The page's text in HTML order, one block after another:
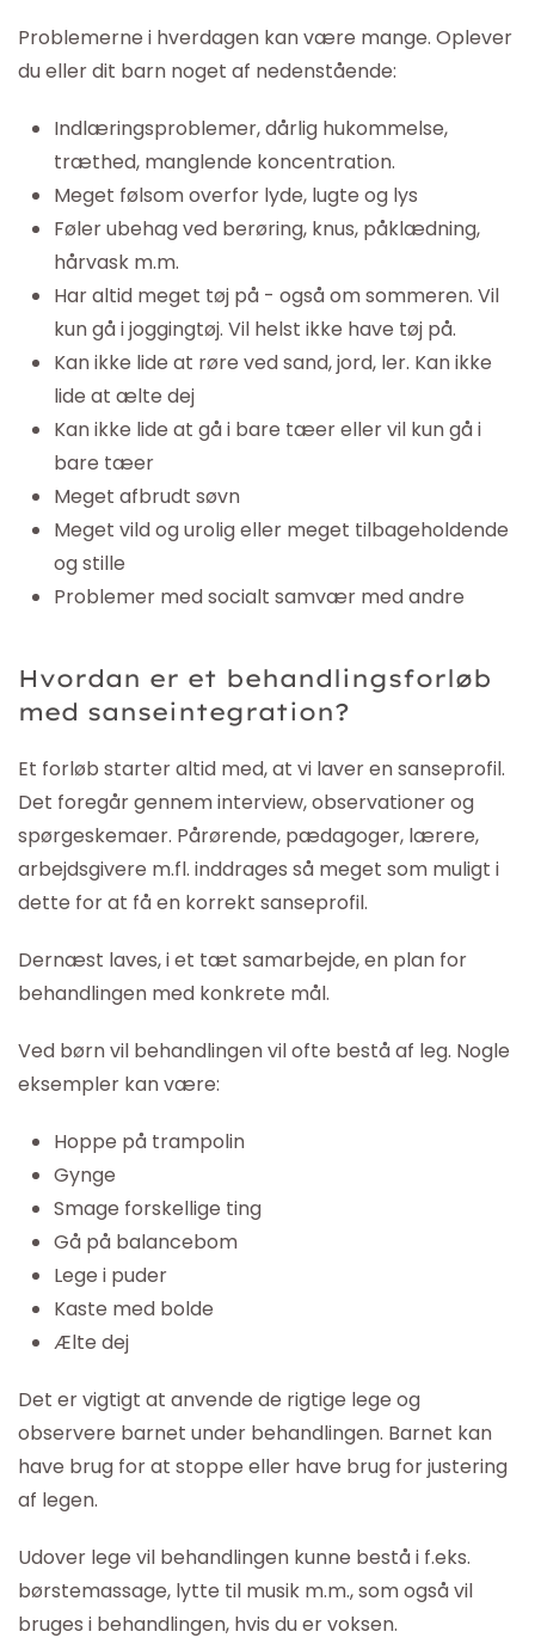
Problemerne i hverdagen kan være mange. Oplever
du eller dit barn noget af nedenstående:
Indlæringsproblemer, dårlig hukommelse,
træthed, manglende koncentration.
Meget følsom overfor lyde, lugte og lys
Føler ubehag ved berøring, knus, påklædning,
hårvask m.m.
Har altid meget tøj på - også om sommeren. Vil
kun gå i joggingtøj. Vil helst ikke have tøj på.
Kan ikke lide at røre ved sand, jord, ler. Kan ikke
lide at ælte dej
Kan ikke lide at gå i bare tæer eller vil kun gå i
bare tæer
Meget afbrudt søvn
Meget vild og urolig eller meget tilbageholdende
og stille
Problemer med socialt samvær med andre
Hvordan er et behandlingsforløb
med sanseintegration?
Et forløb starter altid med, at vi laver en sanseprofil.
Det foregår gennem interview, observationer og
spørgeskemaer. Pårørende, pædagoger, lærere,
arbejdsgivere m.fl. inddrages så meget som muligt i
dette for at få en korrekt sanseprofil.
Dernæst laves, i et tæt samarbejde, en plan for
behandlingen med konkrete mål.
Ved børn vil behandlingen vil ofte bestå af leg. Nogle
eksempler kan være:
Hoppe på trampolin
Gynge
Smage forskellige ting
Gå på balancebom
Lege i puder
Kaste med bolde
Ælte dej
Det er vigtigt at anvende de rigtige lege og
observere barnet under behandlingen. Barnet kan
have brug for at stoppe eller have brug for justering
af legen.
Udover lege vil behandlingen kunne bestå i f.eks.
børstemassage, lytte til musik m.m., som også vil
bruges i behandlingen, hvis du er voksen.